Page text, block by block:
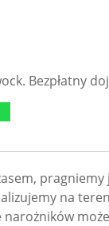
Bezpłatny
pragniemy
na